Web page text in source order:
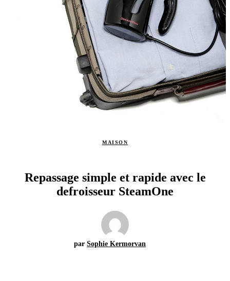
MAISON
Repassage simple et rapide avec le
defroisseur SteamOne
par Sophie Kermorvan